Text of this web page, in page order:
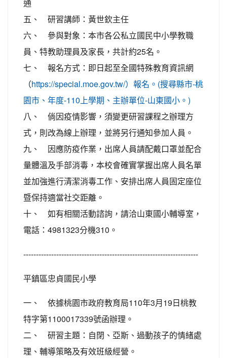
通
五、 研習講師：黃世欽主任
六、 參與對象：本市各公私立國民中小學教職
員、特教助理員及家長，共計約25名。
七、 報名方式：即日起至全國特殊教育資訊網
（https://special.moe.gov.tw/）報名。(搜尋縣市-桃
園市、年度-110上學期、主辦單位-山東國小。)
八、 倘因疫情影響，須變更研習課程之辦理方
式，則改為線上辦理，並將另行通知參加人員。
九、 因應防疫作業，出席人員請配戴口罩並配合
量體溫及手部消毒，本校會確實掌握出席人員名單
並加強進行清潔消毒工作、安排出席人員固定座位
暨保持適當社交距離。
十、 如有相關活動諮詢，請洽山東國小輔導室，
電話：4981323分機310。
---------------------------------------------------------------------
平鎮區忠貞國民小學
一、 依據桃園市政府教育局110年3月19日桃教
特字第1100017339號函辦理。
二、 研習主題：自閉、亞斯、過動孩子的情緒處
理、輔導策略及有效班級經營。